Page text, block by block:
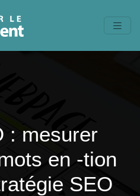
: mesurer
en -tion
SEO